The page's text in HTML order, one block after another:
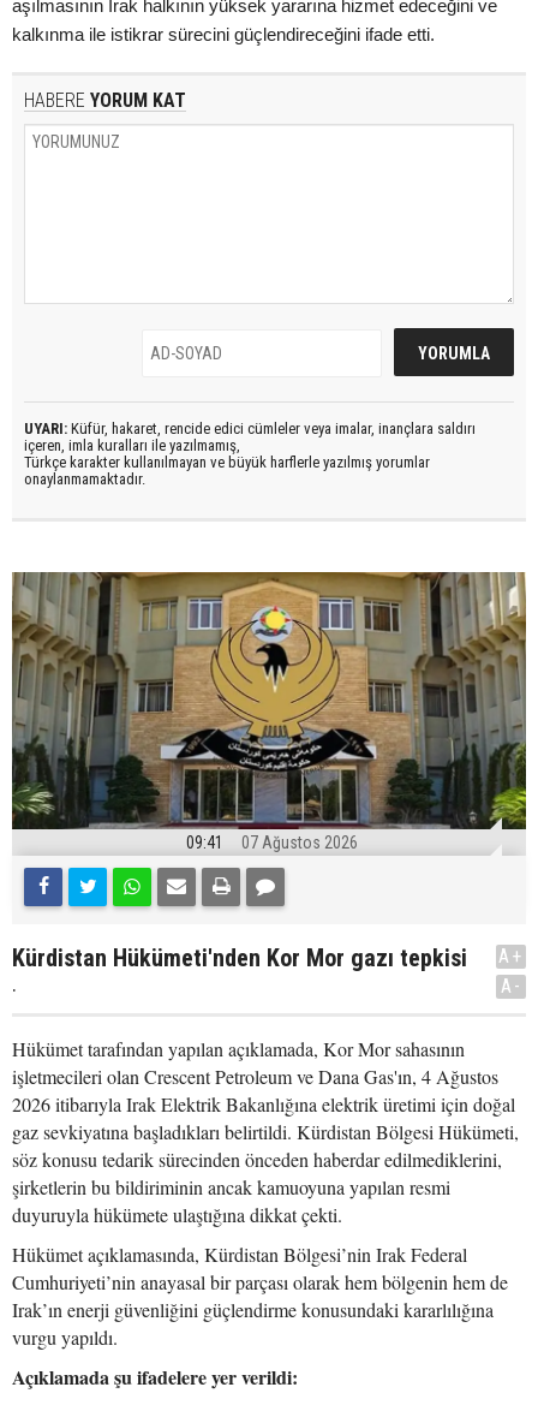
aşılmasının Irak halkının yüksek yararına hizmet edeceğini ve
kalkınma ile istikrar sürecini güçlendireceğini ifade etti.
HABERE YORUM KAT
UYARI: Küfür, hakaret, rencide edici cümleler veya imalar, inançlara saldırı
içeren, imla kuralları ile yazılmamış,
Türkçe karakter kullanılmayan ve büyük harflerle yazılmış yorumlar
onaylanmamaktadır.
09:41 07 Ağustos 2026
Kürdistan Hükümeti'nden Kor Mor gazı tepkisi
.
A+
A-
Hükümet tarafından yapılan açıklamada, Kor Mor sahasının
işletmecileri olan Crescent Petroleum ve Dana Gas'ın, 4 Ağustos
2026 itibarıyla Irak Elektrik Bakanlığına elektrik üretimi için doğal
gaz sevkiyatına başladıkları belirtildi. Kürdistan Bölgesi Hükümeti,
söz konusu tedarik sürecinden önceden haberdar edilmediklerini,
şirketlerin bu bildiriminin ancak kamuoyuna yapılan resmi
duyuruyla hükümete ulaştığına dikkat çekti.
Hükümet açıklamasında, Kürdistan Bölgesi’nin Irak Federal
Cumhuriyeti’nin anayasal bir parçası olarak hem bölgenin hem de
Irak’ın enerji güvenliğini güçlendirme konusundaki kararlılığına
vurgu yapıldı.
Açıklamada şu ifadelere yer verildi: